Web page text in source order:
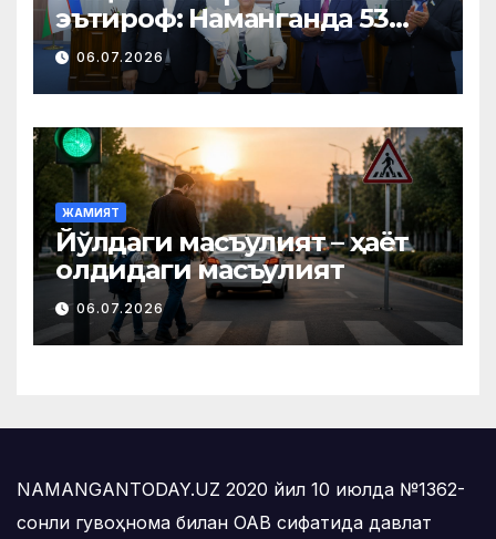
эътироф: Наманганда 53
нафар нуроний «Меҳнат
фахрийси» кўкрак нишони
билан тақдирланди
06.07.2026
ЖАМИЯТ
Йўлдаги масъулият – ҳаёт
олдидаги масъулият
06.07.2026
NAMANGANTODAY.UZ 2020 йил 10 июлда №1362-
сонли гувоҳнома билан ОАВ сифатида давлат